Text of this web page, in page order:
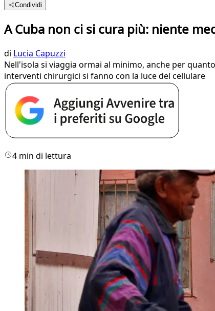
Condividi
A Cuba non ci si cura più: niente
di Lucia Capuzzi
Nell'isola si viaggia ormai al minimo, anche per
interventi chirurgici si fanno con la luce del cellulare
4 min di lettura